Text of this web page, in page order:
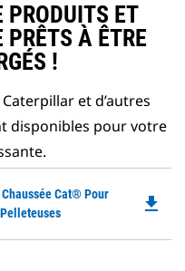
PRODUITS ET
PRÊTS À ÊTRE
!
et d’autres
disponibles pour votre
Cat® Pour
file_download